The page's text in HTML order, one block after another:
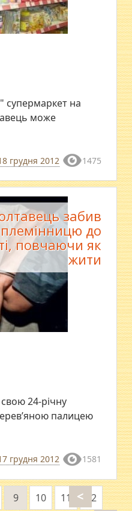
супермаркет на
може
грудня 2012 1475
забив
племінницю до
повчаючи як
жити
24-річну
палицею
грудня 2012 1581
<
9 10 11
12